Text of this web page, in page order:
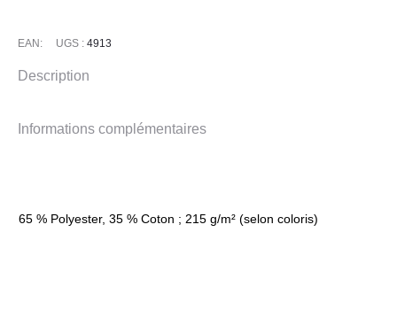
EAN: UGS : 4913
Description
Informations complémentaires
65 % Polyester, 35 % Coton ; 215 g/m² (selon coloris)